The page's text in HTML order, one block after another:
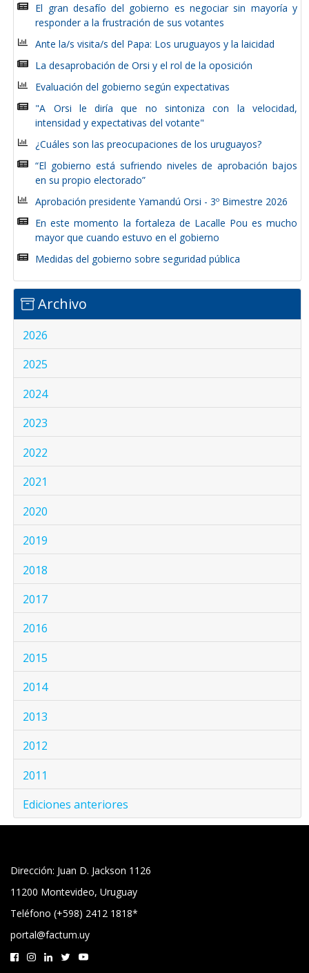
El gran desafío del gobierno es negociar sin mayoría y
responder a la frustración de sus votantes
Ante la/s visita/s del Papa: Los uruguayos y la laicidad
La desaprobación de Orsi y el rol de la oposición
Evaluación del gobierno según expectativas
"A Orsi le diría que no sintoniza con la velocidad,
intensidad y expectativas del votante"
¿Cuáles son las preocupaciones de los uruguayos?
“El gobierno está sufriendo niveles de aprobación bajos
en su propio electorado”
Aprobación presidente Yamandú Orsi - 3º Bimestre 2026
En este momento la fortaleza de Lacalle Pou es mucho
mayor que cuando estuvo en el gobierno
Medidas del gobierno sobre seguridad pública
Archivo
2026
2025
2024
2023
2022
2021
2020
2019
2018
2017
2016
2015
2014
2013
2012
2011
Ediciones anteriores
Dirección: Juan D. Jackson 1126
11200 Montevideo, Uruguay
Teléfono (+598) 2412 1818*
portal@factum.uy